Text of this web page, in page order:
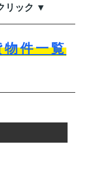
リック ▼
物件一覧